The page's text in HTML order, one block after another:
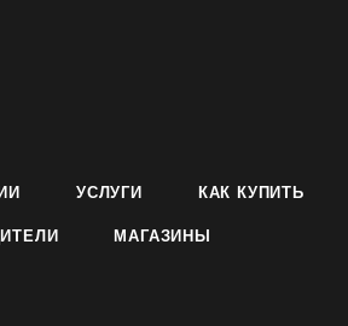
клеевого шва достигается
УСЛУГИ КАК КУПИТЬ
МАГАЗИНЫ